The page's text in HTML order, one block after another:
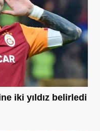
iki yıldız belirledi